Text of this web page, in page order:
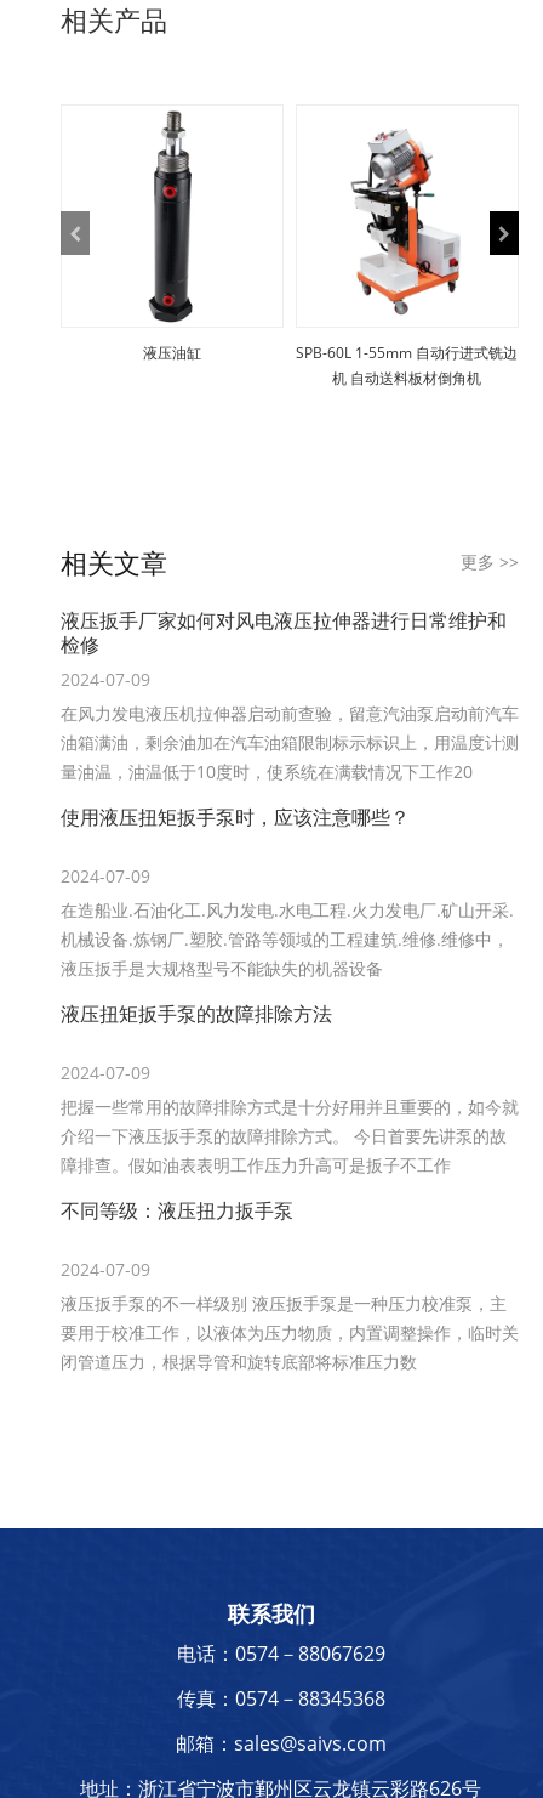
相关产品
液压油缸
SPB-60L 1-55mm 自动行进式铣边
机 自动送料板材倒角机
相关文章 更多>>
液压扳手厂家如何对风电液压拉伸器进行日常维护和
检修
2024-07-09
在风力发电液压机拉伸器启动前查验，留意汽油泵启动前汽车
油箱满油，剩余油加在汽车油箱限制标示标识上，用温度计测
量油温，油温低于10度时，使系统在满载情况下工作20
使用液压扭矩扳手泵时，应该注意哪些？
2024-07-09
在造船业.石油化工.风力发电.水电工程.火力发电厂.矿山开采.
机械设备.炼钢厂.塑胶.管路等领域的工程建筑.维修.维修中，
液压扳手是大规格型号不能缺失的机器设备
液压扭矩扳手泵的故障排除方法
2024-07-09
把握一些常用的故障排除方式是十分好用并且重要的，如今就
介绍一下液压扳手泵的故障排除方式。 今日首要先讲泵的故
障排查。假如油表表明工作压力升高可是扳子不工作
不同等级：​​​​​​​液压扭力扳手泵
2024-07-09
液压扳手泵的不一样级别 液压扳手泵是一种压力校准泵，主
要用于校准工作，以液体为压力物质，内置调整操作，临时关
闭管道压力，根据导管和旋转底部将标准压力数
联系我们
电话：0574－88067629
传真：0574－88345368
邮箱：sales@saivs.com
地址：浙江省宁波市鄞州区云龙镇云彩路626号